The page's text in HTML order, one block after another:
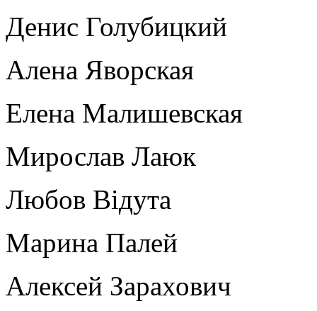
Денис Голубицкий
Алена Яворская
Елена Малишевская
Мирослав Лаюк
Любов Відута
Марина Палей
Алексей Зарахович